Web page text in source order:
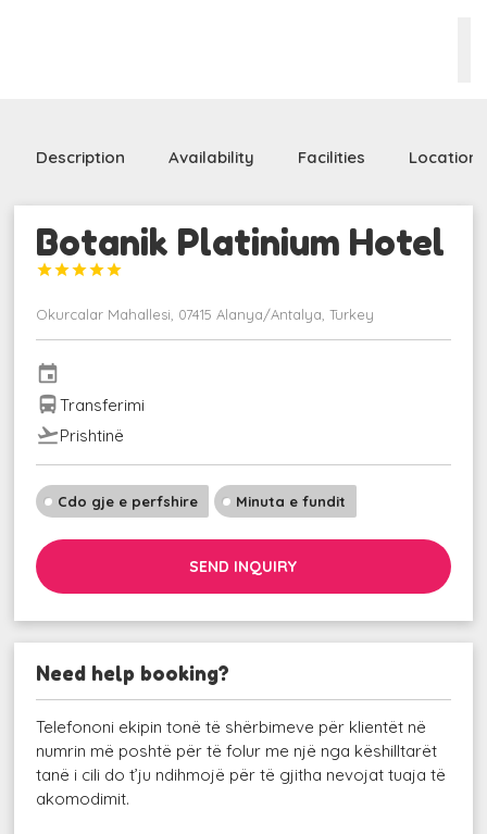
Description Availability Facilities Location
Botanik Platinium Hotel





Okurcalar Mahallesi, 07415 Alanya/Antalya, Turkey
event
directions_busTransferimi
flight_takeoffPrishtinë
Cdo gje e perfshire Minuta e fundit
SEND INQUIRY
Need help booking?
Telefononi ekipin tonë të shërbimeve për klientët në
numrin më poshtë për të folur me një nga këshilltarët
tanë i cili do t’ju ndihmojë për të gjitha nevojat tuaja të
akomodimit.